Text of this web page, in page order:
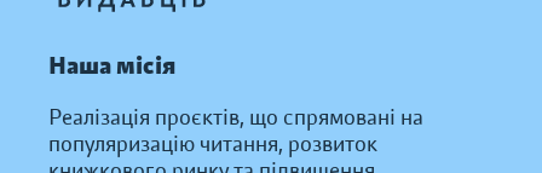
Наша місія
Реалізація проєктів, що спрямовані на
популяризацію читання, розвиток